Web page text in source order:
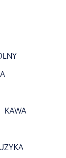
KAWA